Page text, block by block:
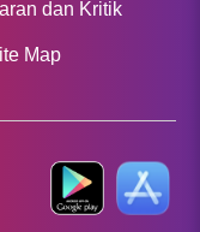
dan Kritik
Map